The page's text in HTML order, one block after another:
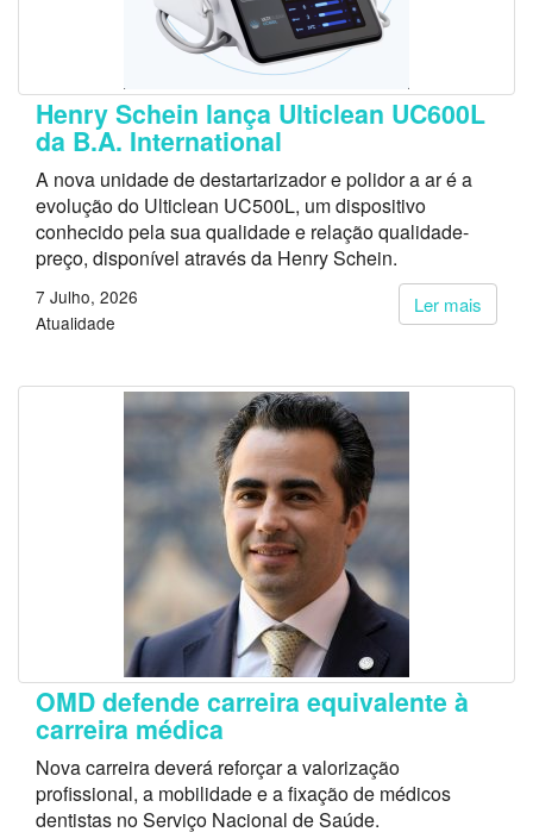
Henry Schein lança Ulticlean UC600L
da B.A. International
A nova unidade de destartarizador e polidor a ar é a
evolução do Ulticlean UC500L, um dispositivo
conhecido pela sua qualidade e relação qualidade-
preço, disponível através da Henry Schein.
Ler mais
7 Julho, 2026
Atualidade
OMD defende carreira equivalente à
carreira médica
Nova carreira deverá reforçar a valorização
profissional, a mobilidade e a fixação de médicos
dentistas no Serviço Nacional de Saúde.